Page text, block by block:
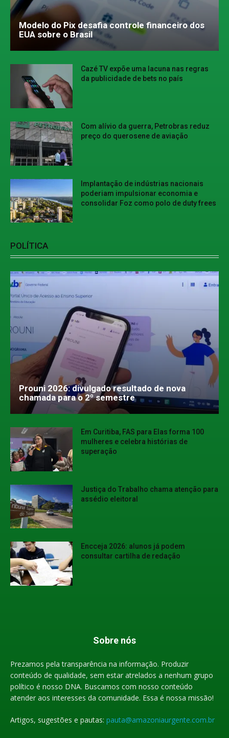
Modelo do Pix desafia controle financeiro dos
EUA sobre o Brasil
Cazé TV expõe uma lacuna nas regras
da publicidade de bets no país
Com alívio da guerra, Petrobras reduz
preço do querosene de aviação
Implantação de indústrias nacionais
poderiam impulsionar economia e
consolidar Foz como polo de duty frees
POLÍTICA
Prouni 2026: divulgado resultado de nova
chamada para o 2º semestre
Em Curitiba, FAS para Elas forma 100
mulheres e celebra histórias de
superação
Justiça do Trabalho chama atenção para
assédio eleitoral
Encceja 2026: alunos já podem
consultar cartilha de redação
Sobre nós
Prezamos pela transparência na informação. Produzir
conteúdo de qualidade, sem estar atrelados a nenhum grupo
político é nosso DNA. Buscamos com nosso conteúdo
atender aos interesses da comunidade. Essa é nossa missão!
Artigos, sugestões e pautas: pauta@amazoniaurgente.com.br